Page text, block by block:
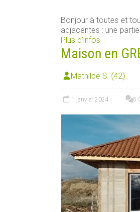
Bonjour à toutes et
adjacentes : une
Plus d’infos
Maison en
Mathilde S. (42)
1 janvier 2024 5